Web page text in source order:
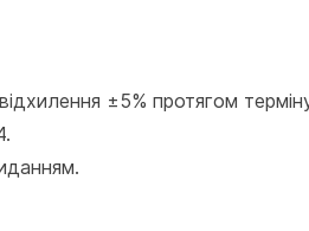
±5% протягом